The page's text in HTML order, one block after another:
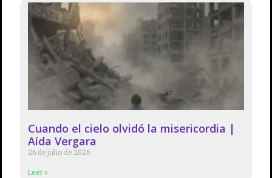
Cuando el cielo olvidó la misericordia |
Aída Vergara
26 de julio de 2026
Leer »